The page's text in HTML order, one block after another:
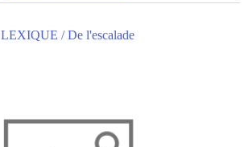
LEXIQUE / De l'escalade